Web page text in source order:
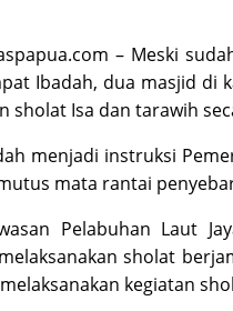
– Meski
Ibadah, dua masjid di
sholat Isa dan tarawih
menjadi instruksi
mata rantai
Pelabuhan Laut
sholat
kegiatan